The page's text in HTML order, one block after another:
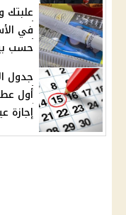
علبتك
في
حسب
أول
إجازة